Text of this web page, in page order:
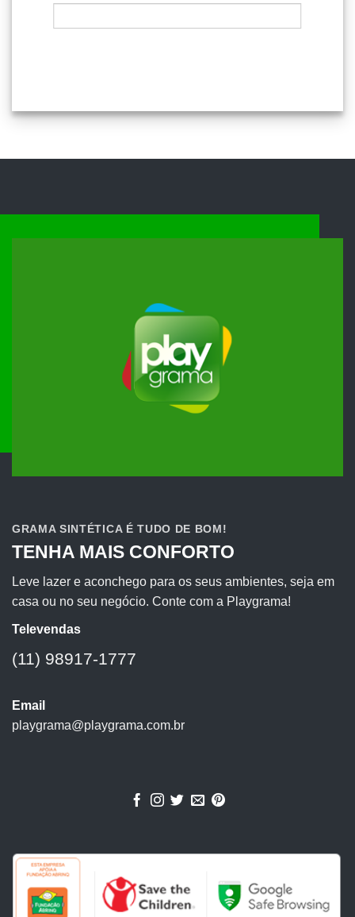
GRAMA SINTÉTICA É TUDO DE BOM!
TENHA MAIS CONFORTO
Leve lazer e aconchego para os seus ambientes, seja em
casa ou no seu negócio. Conte com a Playgrama!
Televendas
(11) 98917-1777
Email
playgrama@playgrama.com.br